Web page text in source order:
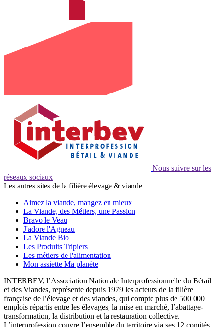
Nous suivre sur les
réseaux sociaux
Les autres sites de la filière élevage & viande
Aimez la viande, mangez en mieux
La Viande, des Métiers, une Passion
Bravo le Veau
J'adore l'Agneau
La Viande Bio
Les Produits Tripiers
Les métiers de l'alimentation
Mon assiette Ma planète
INTERBEV, l’Association Nationale Interprofessionnelle du Bétail
et des Viandes, représente depuis 1979 les acteurs de la filière
française de l’élevage et des viandes, qui compte plus de 500 000
emplois répartis entre les élevages, la mise en marché, l’abattage-
transformation, la distribution et la restauration collective.
L’interprofession couvre l’ensemble du territoire via ses 12 comités